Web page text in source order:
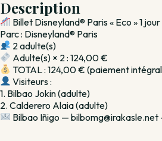
1
jour
Description
Billet Disneyland® Paris « Eco » 1 jour
Parc : Disneyland® Paris
2 adulte(s)
Adulte(s) × 2 : 124,00 €
TOTAL : 124,00 € (paiement
Visiteurs :
1. Bilbao Jokin (adulte)
2. Calderero Alaia (adulte)
Bilbao Iñigo —